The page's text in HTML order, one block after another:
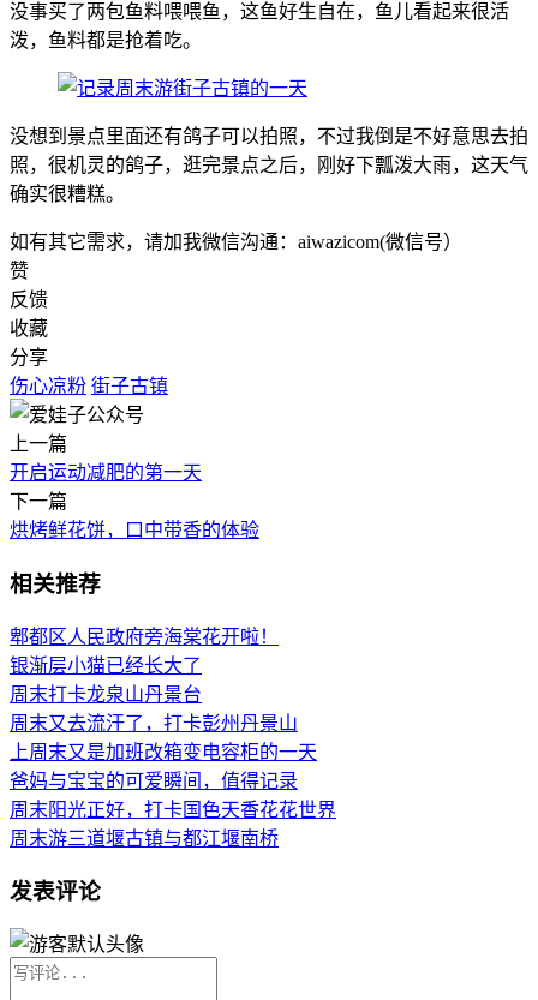
没事买了两包鱼料喂喂鱼，这鱼好生自在，鱼儿看起来很活
泼，鱼料都是抢着吃。
没想到景点里面还有鸽子可以拍照，不过我倒是不好意思去拍
照，很机灵的鸽子，逛完景点之后，刚好下瓢泼大雨，这天气
确实很糟糕。
如有其它需求，请加我微信沟通：aiwazicom(微信号）
赞
反馈
收藏
分享
伤心凉粉 街子古镇
上一篇
开启运动减肥的第一天
下一篇
烘烤鲜花饼，口中带香的体验
相关推荐
郫都区人民政府旁海棠花开啦！
银渐层小猫已经长大了
周末打卡龙泉山丹景台
周末又去流汗了，打卡彭州丹景山
上周末又是加班改箱变电容柜的一天
爸妈与宝宝的可爱瞬间，值得记录
周末阳光正好，打卡国色天香花花世界
周末游三道堰古镇与都江堰南桥
发表评论